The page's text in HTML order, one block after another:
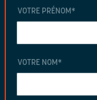
VOTRE PRÉNOM*
VOTRE NOM*